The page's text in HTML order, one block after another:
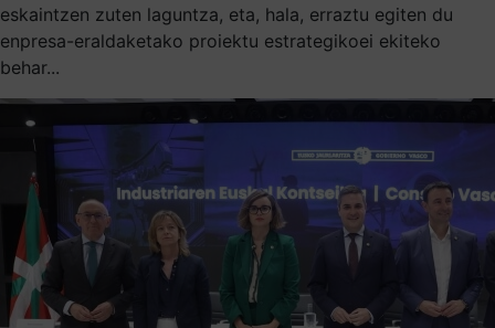
eskaintzen zuten laguntza, eta, hala, erraztu egiten du
enpresa-eraldaketako proiektu estrategikoei ekiteko
behar...